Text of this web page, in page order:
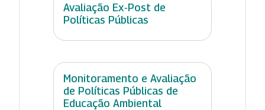
Avaliação Ex-Post de
Políticas Públicas
Monitoramento e Avaliação
de Políticas Públicas de
Educação Ambiental